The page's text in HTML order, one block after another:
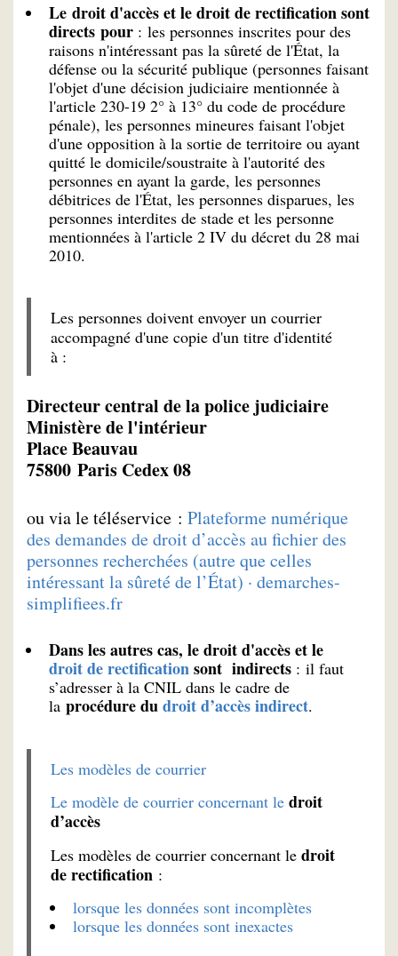
Le droit d'accès et le droit de rectification sont
directs pour : les personnes inscrites pour des
raisons n'intéressant pas la sûreté de l'État, la
défense ou la sécurité publique (personnes faisant
l'objet d'une décision judiciaire mentionnée à
l'article 230-19 2° à 13° du code de procédure
pénale), les personnes mineures faisant l'objet
d'une opposition à la sortie de territoire ou ayant
quitté le domicile/soustraite à l'autorité des
personnes en ayant la garde, les personnes
débitrices de l'État, les personnes disparues, les
personnes interdites de stade et les personne
mentionnées à l'article 2 IV du décret du 28 mai
2010.
Les personnes doivent envoyer un courrier
accompagné d'une copie d'un titre d'identité
à :
Directeur central de la police judiciaire
Ministère de l'intérieur
Place Beauvau
75800 Paris Cedex 08
ou via le téléservice : Plateforme numérique
des demandes de droit d’accès au fichier des
personnes recherchées (autre que celles
intéressant la sûreté de l’État) · demarches-
simplifiees.fr
Dans les autres cas, le droit d'accès et le
droit de rectificationsont indirects : il faut
s’adresser à la CNIL dans le cadre de
la procédure dudroit d’accès indirect.
Les modèles de courrier
Le modèle de courrier concernant le droit
d’accès
Les modèles de courrier concernant le droit
de rectification :
lorsque les données sont incomplètes
lorsque les données sont inexactes